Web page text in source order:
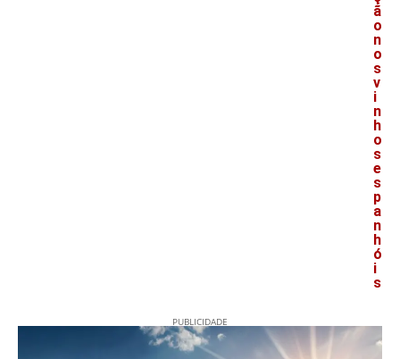
ã
o
n
o
s
v
i
n
h
o
s
e
s
p
a
n
h
ó
i
s
PUBLICIDADE